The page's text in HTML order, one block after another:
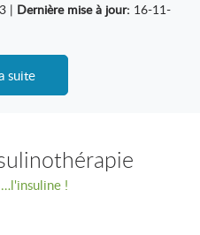
| Dernière mise à jour: 16-11-
suite
!